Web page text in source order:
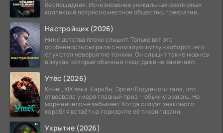
беспощадная. Исчезновение уникальных ювелирных
коллекций потрясло местное общество, превратив
Настройщик (2026)
Ник с детства плохо слышит. Только вот эта
особенность сыграла с ним злую шутку наоборот: его
слух стал невероятно тонким. Он слышит такие нюансы
в звуках, которые обычные люди даже не замечают.
Утёс (2026)
Конец XIX века. Карибы. Эрсел Бодден считала, что
отвоевала у моря главный приз — обычную жизнь. Но
море ничего не забывает. Когда силуэт знакомого
корабля встаёт на горизонте её тихой гавани,
Укрытие (2026)